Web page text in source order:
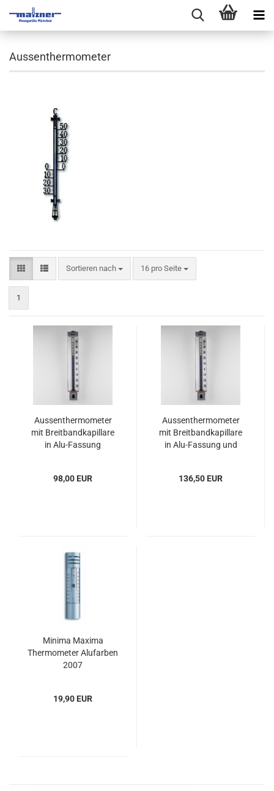
Aussenthermometer
Sortieren nach
Sortieren nach 16 pro Seite
pro Seite
1
Aussenthermometer
mit Breitbandkapillare
in Alu-Fassung
98,00 EUR
Aussenthermometer
mit Breitbandkapillare
in Alu-Fassung und
136,50 EUR
Minima Maxima
Thermometer Alufarben
2007
19,90 EUR